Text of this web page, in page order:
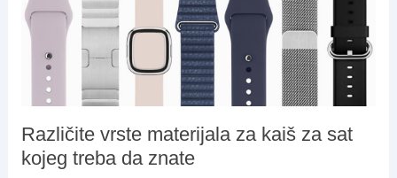
Različite vrste materijala za kaiš za sat
kojeg treba da znate